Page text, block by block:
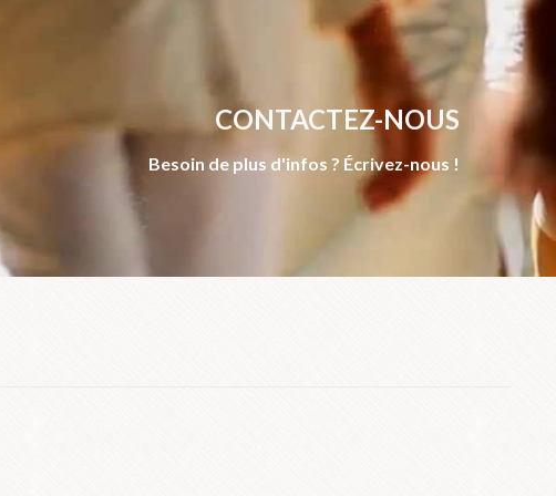
CONTACTEZ-NOUS
Besoin de plus d'infos ? Écrivez-nous !